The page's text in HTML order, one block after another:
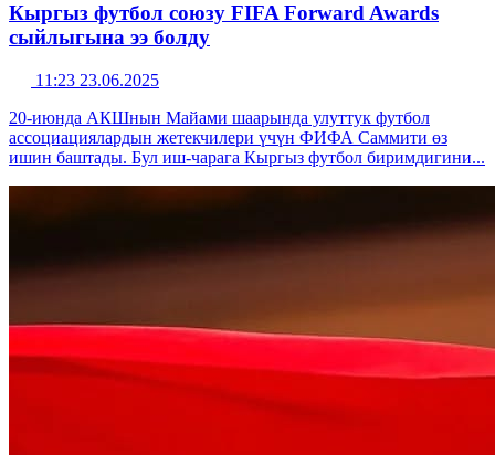
Кыргыз футбол союзу FIFA Forward Awards
сыйлыгына ээ болду
11:23 23.06.2025
20-июнда АКШнын Майами шаарында улуттук футбол
ассоциациялардын жетекчилери үчүн ФИФА Саммити өз
ишин баштады. Бул иш-чарага Кыргыз футбол биримдигини...